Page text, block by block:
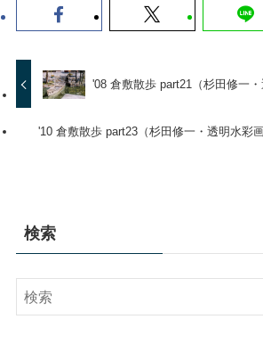
'08 倉敷散歩 part21（杉田修一・
'10 倉敷散歩 part23（杉田修一・透明水彩画
検索